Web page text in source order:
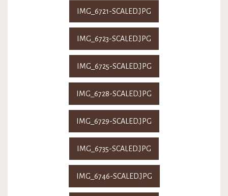
IMG_6721-SCALED.JPG
IMG_6723-SCALED.JPG
IMG_6725-SCALED.JPG
IMG_6728-SCALED.JPG
IMG_6729-SCALED.JPG
IMG_6735-SCALED.JPG
IMG_6746-SCALED.JPG